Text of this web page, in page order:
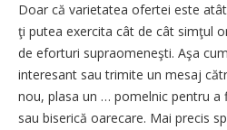
Doar că varietatea ofertei este
ţi putea exercita cât de cât simţul
de eforturi supraomeneşti. Aşa
interesant sau trimite un mesaj
nou, plasa un … pomelnic pentru
sau biserică oarecare. Mai precis